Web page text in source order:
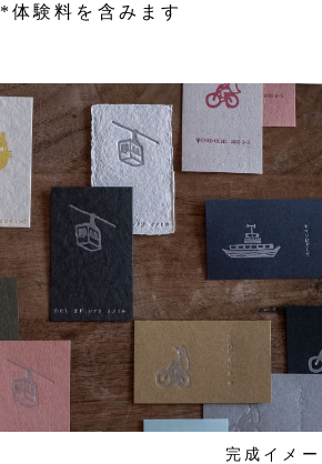
*体験料を含みます
完成イメ